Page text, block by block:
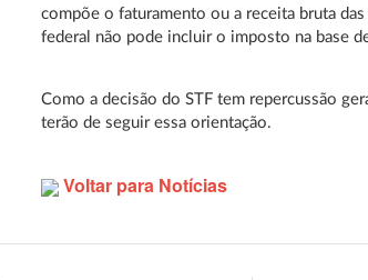
compõe o faturamento ou a receita bruta
federal não pode incluir o imposto na base
Como a decisão do STF tem repercussão
terão de seguir essa orientação.
Voltar para Notícias